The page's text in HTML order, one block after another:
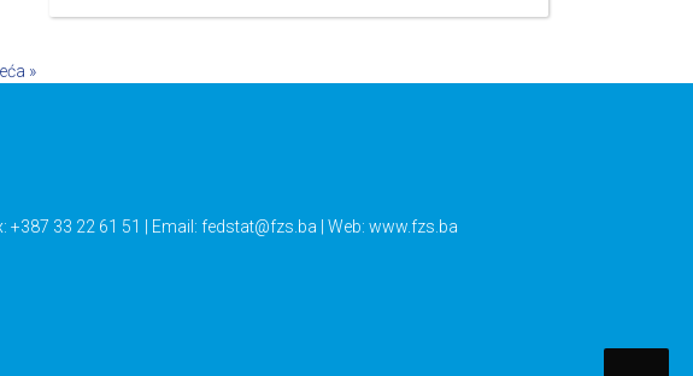
»
+387 33 22 61 51 | Email: fedstat@fzs.ba | Web: www.fzs.ba